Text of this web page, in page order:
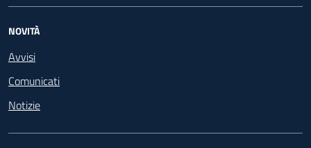
NOVITÀ
Avvisi
Comunicati
Notizie